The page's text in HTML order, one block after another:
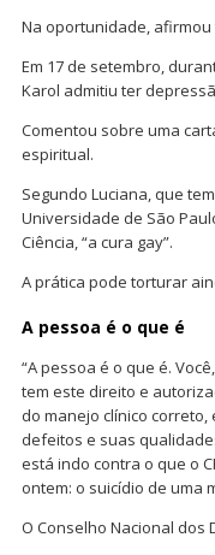
Na oportunidade, afirmou
Em 17 de setembro,
Karol admitiu ter
Comentou sobre uma
espiritual.
Segundo Luciana, que
Universidade de São
Ciência, “a cura gay”.
A prática pode torturar
A pessoa é o que é
“A pessoa é o que é.
tem este direito e
do manejo clínico
defeitos e suas
está indo contra o que o
ontem: o suicídio de uma
O Conselho Nacional dos